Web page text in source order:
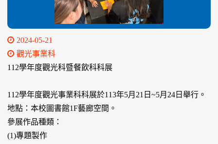
2024-05-21
觀光事業科
112學年度觀光科暨餐飲科科展
112學年度觀光事業科科展於113年5月21日~5月24日舉行。
地點：本校圖書館1F藝廊空間。
參展作品種類：
(1)專題製作